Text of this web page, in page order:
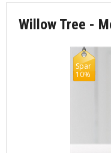
Willow Tree -
Spar
10%